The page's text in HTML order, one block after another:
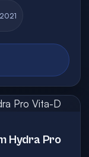
Hydra Pro